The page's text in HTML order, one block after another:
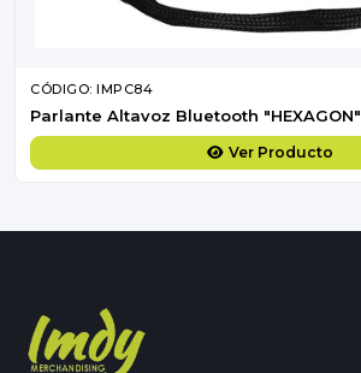
CÓDIGO: IMPC84
Parlante Altavoz Bluetooth "HEXAGON"
Ver Producto